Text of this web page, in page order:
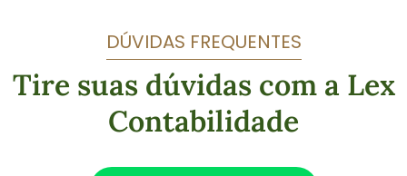
DÚVIDAS FREQUENTES
Tire suas dúvidas com a Lex
Contabilidade